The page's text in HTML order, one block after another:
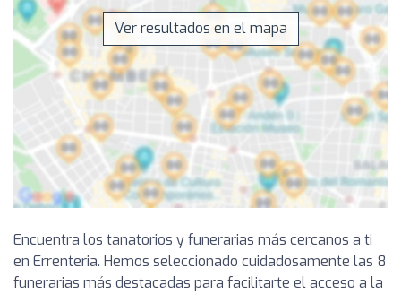
Ver resultados en el mapa
Encuentra los tanatorios y funerarias más cercanos a ti
en Errenteria. Hemos seleccionado cuidadosamente las 8
funerarias más destacadas para facilitarte el acceso a la